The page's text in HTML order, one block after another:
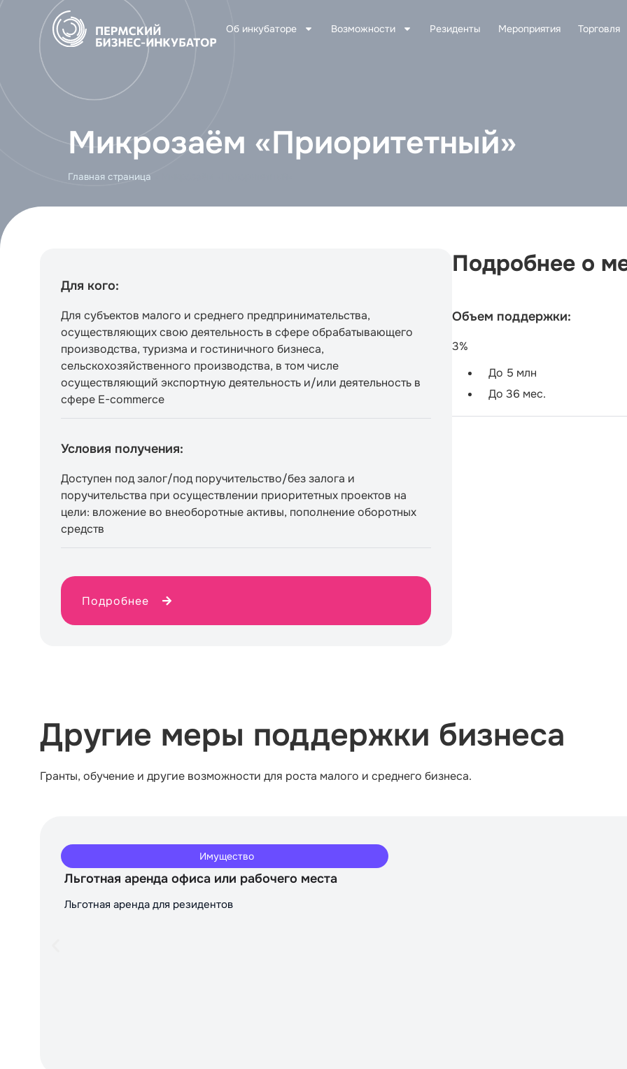
Об инкубаторе Возможности Резиденты Мероприятия Торговля
Микрозаём «Приоритетный»
Главная страница
Для кого:
Для субъектов малого и среднего предпринимательства,
осуществляющих свою деятельность в сфере обрабатывающего
производства, туризма и гостиничного бизнеса,
сельскохозяйственного производства, в том числе
осуществляющий экспортную деятельность и/или деятельность в
сфере E-commerce
Условия получения:
Доступен под залог/под поручительство/без залога и
поручительства при осуществлении приоритетных проектов на
цели: вложение во внеоборотные активы, пополнение оборотных
средств
Подробнее
Подробнее о
Объем поддержки:
3%
До 5 млн
До 36 мес.
Другие меры поддержки бизнеса
Гранты, обучение и другие возможности для роста малого и среднего бизнеса.
Имущество
Льготная аренда офиса или рабочего места
Льготная аренда для резидентов